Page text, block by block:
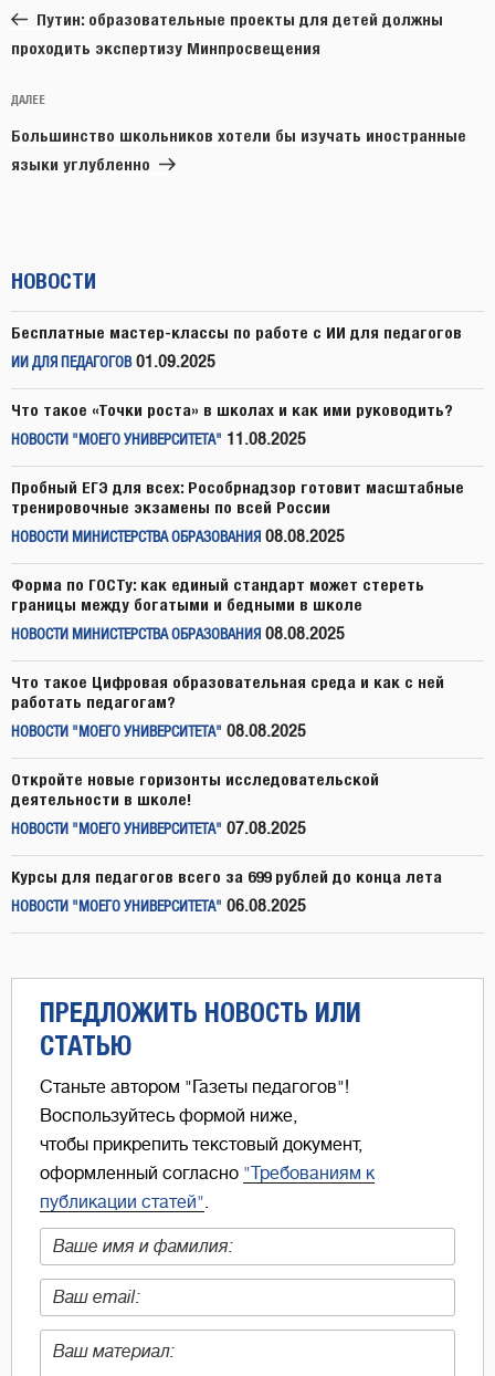
записям
запись:
Путин: образовательные проекты для детей должны
проходить экспертизу Минпросвещения
Следующая
запись
ДАЛЕЕ
Большинство школьников хотели бы изучать иностранные
языки углубленно
НОВОСТИ
Бесплатные мастер-классы по работе с ИИ для педагогов
ИИ ДЛЯ ПЕДАГОГОВ 01.09.2025
Что такое «Точки роста» в школах и как ими руководить?
НОВОСТИ "МОЕГО УНИВЕРСИТЕТА" 11.08.2025
Пробный ЕГЭ для всех: Рособрнадзор готовит масштабные
тренировочные экзамены по всей России
НОВОСТИ МИНИСТЕРСТВА ОБРАЗОВАНИЯ 08.08.2025
Форма по ГОСТу: как единый стандарт может стереть
границы между богатыми и бедными в школе
НОВОСТИ МИНИСТЕРСТВА ОБРАЗОВАНИЯ 08.08.2025
Что такое Цифровая образовательная среда и как с ней
работать педагогам?
НОВОСТИ "МОЕГО УНИВЕРСИТЕТА" 08.08.2025
Откройте новые горизонты исследовательской
деятельности в школе!
НОВОСТИ "МОЕГО УНИВЕРСИТЕТА" 07.08.2025
Курсы для педагогов всего за 699 рублей до конца лета
НОВОСТИ "МОЕГО УНИВЕРСИТЕТА" 06.08.2025
ПРЕДЛОЖИТЬ НОВОСТЬ ИЛИ
СТАТЬЮ
Станьте автором "Газеты педагогов"!
Воспользуйтесь формой ниже,
чтобы прикрепить текстовый документ,
оформленный согласно "Требованиям к
публикации статей".